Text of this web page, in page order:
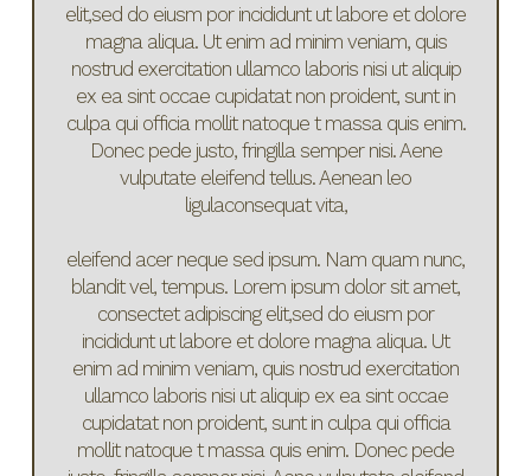
elit,sed do eiusm por incididunt ut labore et dolore
magna aliqua. Ut enim ad minim veniam, quis
nostrud exercitation ullamco laboris nisi ut aliquip
ex ea sint occae cupidatat non proident, sunt in
culpa qui officia mollit natoque t massa quis enim.
Donec pede justo, fringilla semper nisi. Aene
vulputate eleifend tellus. Aenean leo
ligulaconsequat vita,
eleifend acer neque sed ipsum. Nam quam nunc,
blandit vel, tempus. Lorem ipsum dolor sit amet,
consectet adipiscing elit,sed do eiusm por
incididunt ut labore et dolore magna aliqua. Ut
enim ad minim veniam, quis nostrud exercitation
ullamco laboris nisi ut aliquip ex ea sint occae
cupidatat non proident, sunt in culpa qui officia
mollit natoque t massa quis enim. Donec pede